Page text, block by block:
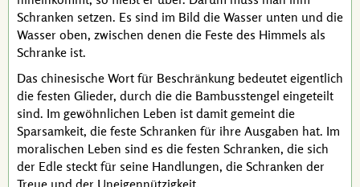
Schranken setzen. Es sind im Bild die Wasser unten und die
Wasser oben, zwischen denen die Feste des Himmels als
Schranke ist.
Das chinesische Wort für Beschränkung bedeutet eigentlich
die festen Glieder, durch die die Bambusstengel eingeteilt
sind. Im gewöhnlichen Leben ist damit gemeint die
Sparsamkeit, die feste Schranken für ihre Ausgaben hat. Im
moralischen Leben sind es die festen Schranken, die sich
der Edle steckt für seine Handlungen, die Schranken der
Treue und der Uneigennützigkeit.